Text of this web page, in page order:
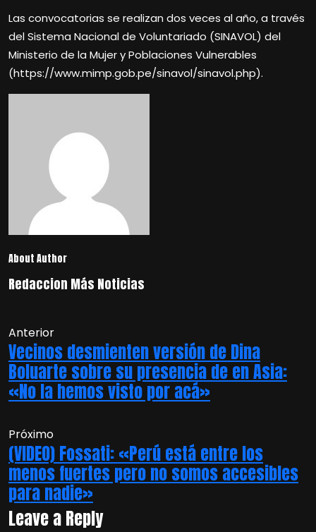
Las convocatorias se realizan dos veces al año, a través
del Sistema Nacional de Voluntariado (SINAVOL) del
Ministerio de la Mujer y Poblaciones Vulnerables
(https://www.mimp.gob.pe/sinavol/sinavol.php).
About Author
Redaccion Más Noticias
Anterior
Vecinos desmienten versión de Dina
Boluarte sobre su presencia de en Asia:
«No la hemos visto por acá»
Próximo
(VIDEO) Fossati: «Perú está entre los
menos fuertes pero no somos accesibles
para nadie»
Leave a Reply